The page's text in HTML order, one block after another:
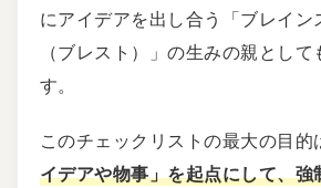
にアイデアを出し合う「ブレイン
（ブレスト）」の生みの親として
す。
このチェックリストの最大の目的
イデアや物事」を起点にして、強